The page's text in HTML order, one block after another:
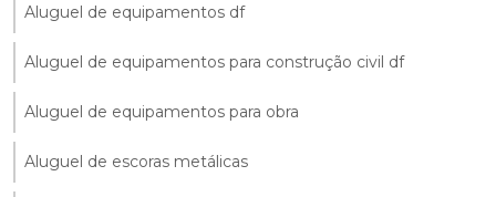
Aluguel de equipamentos df
Aluguel de equipamentos para construção civil df
Aluguel de equipamentos para obra
Aluguel de escoras metálicas